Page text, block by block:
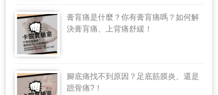
膏肓痛是什麼？你有膏肓痛嗎？如何解
決膏肓痛、上背痛舒緩！
腳底痛找不到原因？足底筋膜炎、還是
蹠骨痛?！